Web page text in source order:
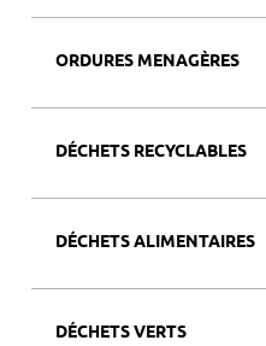
ORDURES MENAGÈRES
DÉCHETS RECYCLABLES
DÉCHETS ALIMENTAIRES
DÉCHETS VERTS